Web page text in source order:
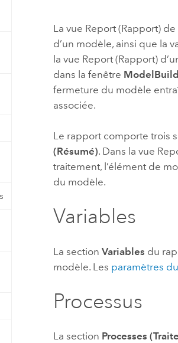
spatiale
Tous les secteurs d’activité
La vue Report (Rapport) de
d’un modèle, ainsi que la
la vue Report (Rapport)
dans la fenêtre
fermeture du modèle
associée.
Le rapport comporte trois
(Résumé). Dans la vue
traitement, l’élément de
du modèle.
Variables
La sectionVariables du
modèle. Les paramètres
Processus
La section Processes